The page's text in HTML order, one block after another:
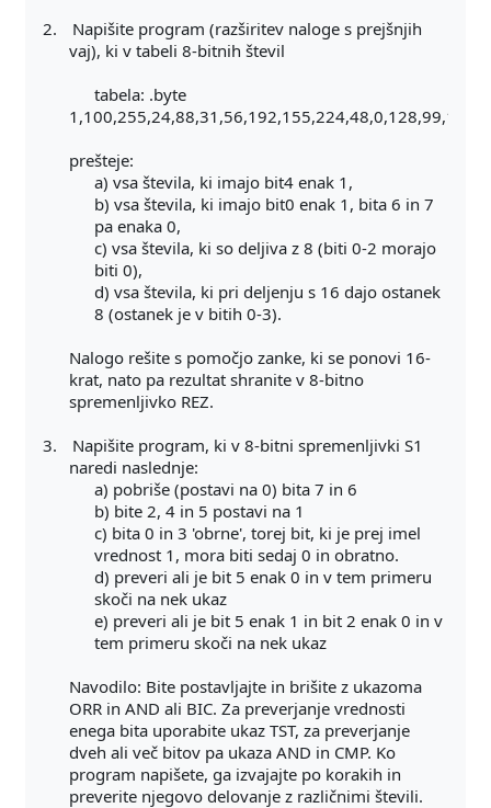
2.
Napišite program (razširitev naloge s prejšnjih
vaj), ki v tabeli 8-bitnih števil
tabela: .byte
prešteje:
a) vsa števila, ki imajo bit4 enak 1,
b) vsa števila, ki imajo bit0 enak 1, bita 6 in 7
pa enaka 0,
c) vsa števila, ki so deljiva z 8 (biti 0-2 morajo
biti 0),
d) vsa števila, ki pri deljenju s 16 dajo ostanek
8 (ostanek je v bitih 0-3).
Nalogo rešite s pomočjo zanke, ki se ponovi 16-
krat, nato pa rezultat shranite v 8-bitno
spremenljivko REZ.
3.
Napišite program, ki v 8-bitni spremenljivki S1
naredi naslednje:
a) pobriše (postavi na 0) bita 7 in 6
b) bite 2, 4 in 5 postavi na 1
c) bita 0 in 3 'obrne', torej bit, ki je prej imel
vrednost 1, mora biti sedaj 0 in obratno.
d) preveri ali je bit 5 enak 0 in v tem primeru
skoči na nek ukaz
e) preveri ali je bit 5 enak 1 in bit 2 enak 0 in v
tem primeru skoči na nek ukaz
Navodilo: Bite postavljajte in brišite z ukazoma
ORR in AND ali BIC. Za preverjanje vrednosti
enega bita uporabite ukaz TST, za preverjanje
dveh ali več bitov pa ukaza AND in CMP. Ko
program napišete, ga izvajajte po korakih in
preverite njegovo delovanje z različnimi števili.